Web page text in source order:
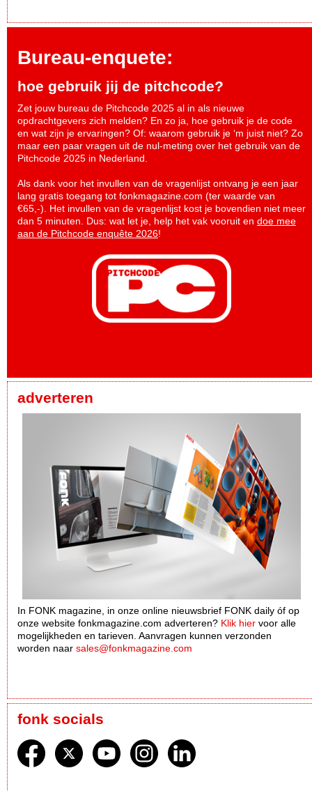
Bureau-enquete:
hoe gebruik jij de pitchcode?
Zet jouw bureau de Pitchcode 2025 al in als nieuwe
opdrachtgevers zich melden? En zo ja, hoe gebruik je de code
en wat zijn je ervaringen? Of: waarom gebruik je ‘m juist niet? Zo
maar een paar vragen uit de nul-meting over het gebruik van de
Pitchcode 2025 in Nederland.
Als dank voor het invullen van de vragenlijst ontvang je een jaar
lang gratis toegang tot fonkmagazine.com (ter waarde van
€65,-). Het invullen van de vragenlijst kost je bovendien niet meer
dan 5 minuten. Dus: wat let je, help het vak vooruit en doe mee
aan de Pitchcode enquête 2026!
adverteren
In FONK magazine, in onze online nieuwsbrief FONK daily óf op
onze website fonkmagazine.com adverteren? Klik hier voor alle
mogelijkheden en tarieven. Aanvragen kunnen verzonden
worden naar sales@fonkmagazine.com
fonk socials